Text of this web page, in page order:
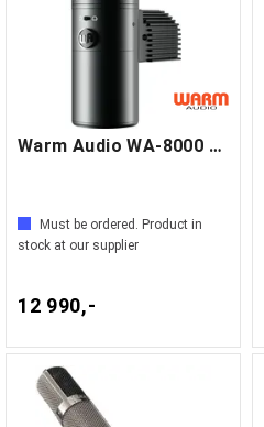
Warm Audio WA-8000 Rørmikrofon
Must be ordered. Product in
stock at our supplier
12 990,-